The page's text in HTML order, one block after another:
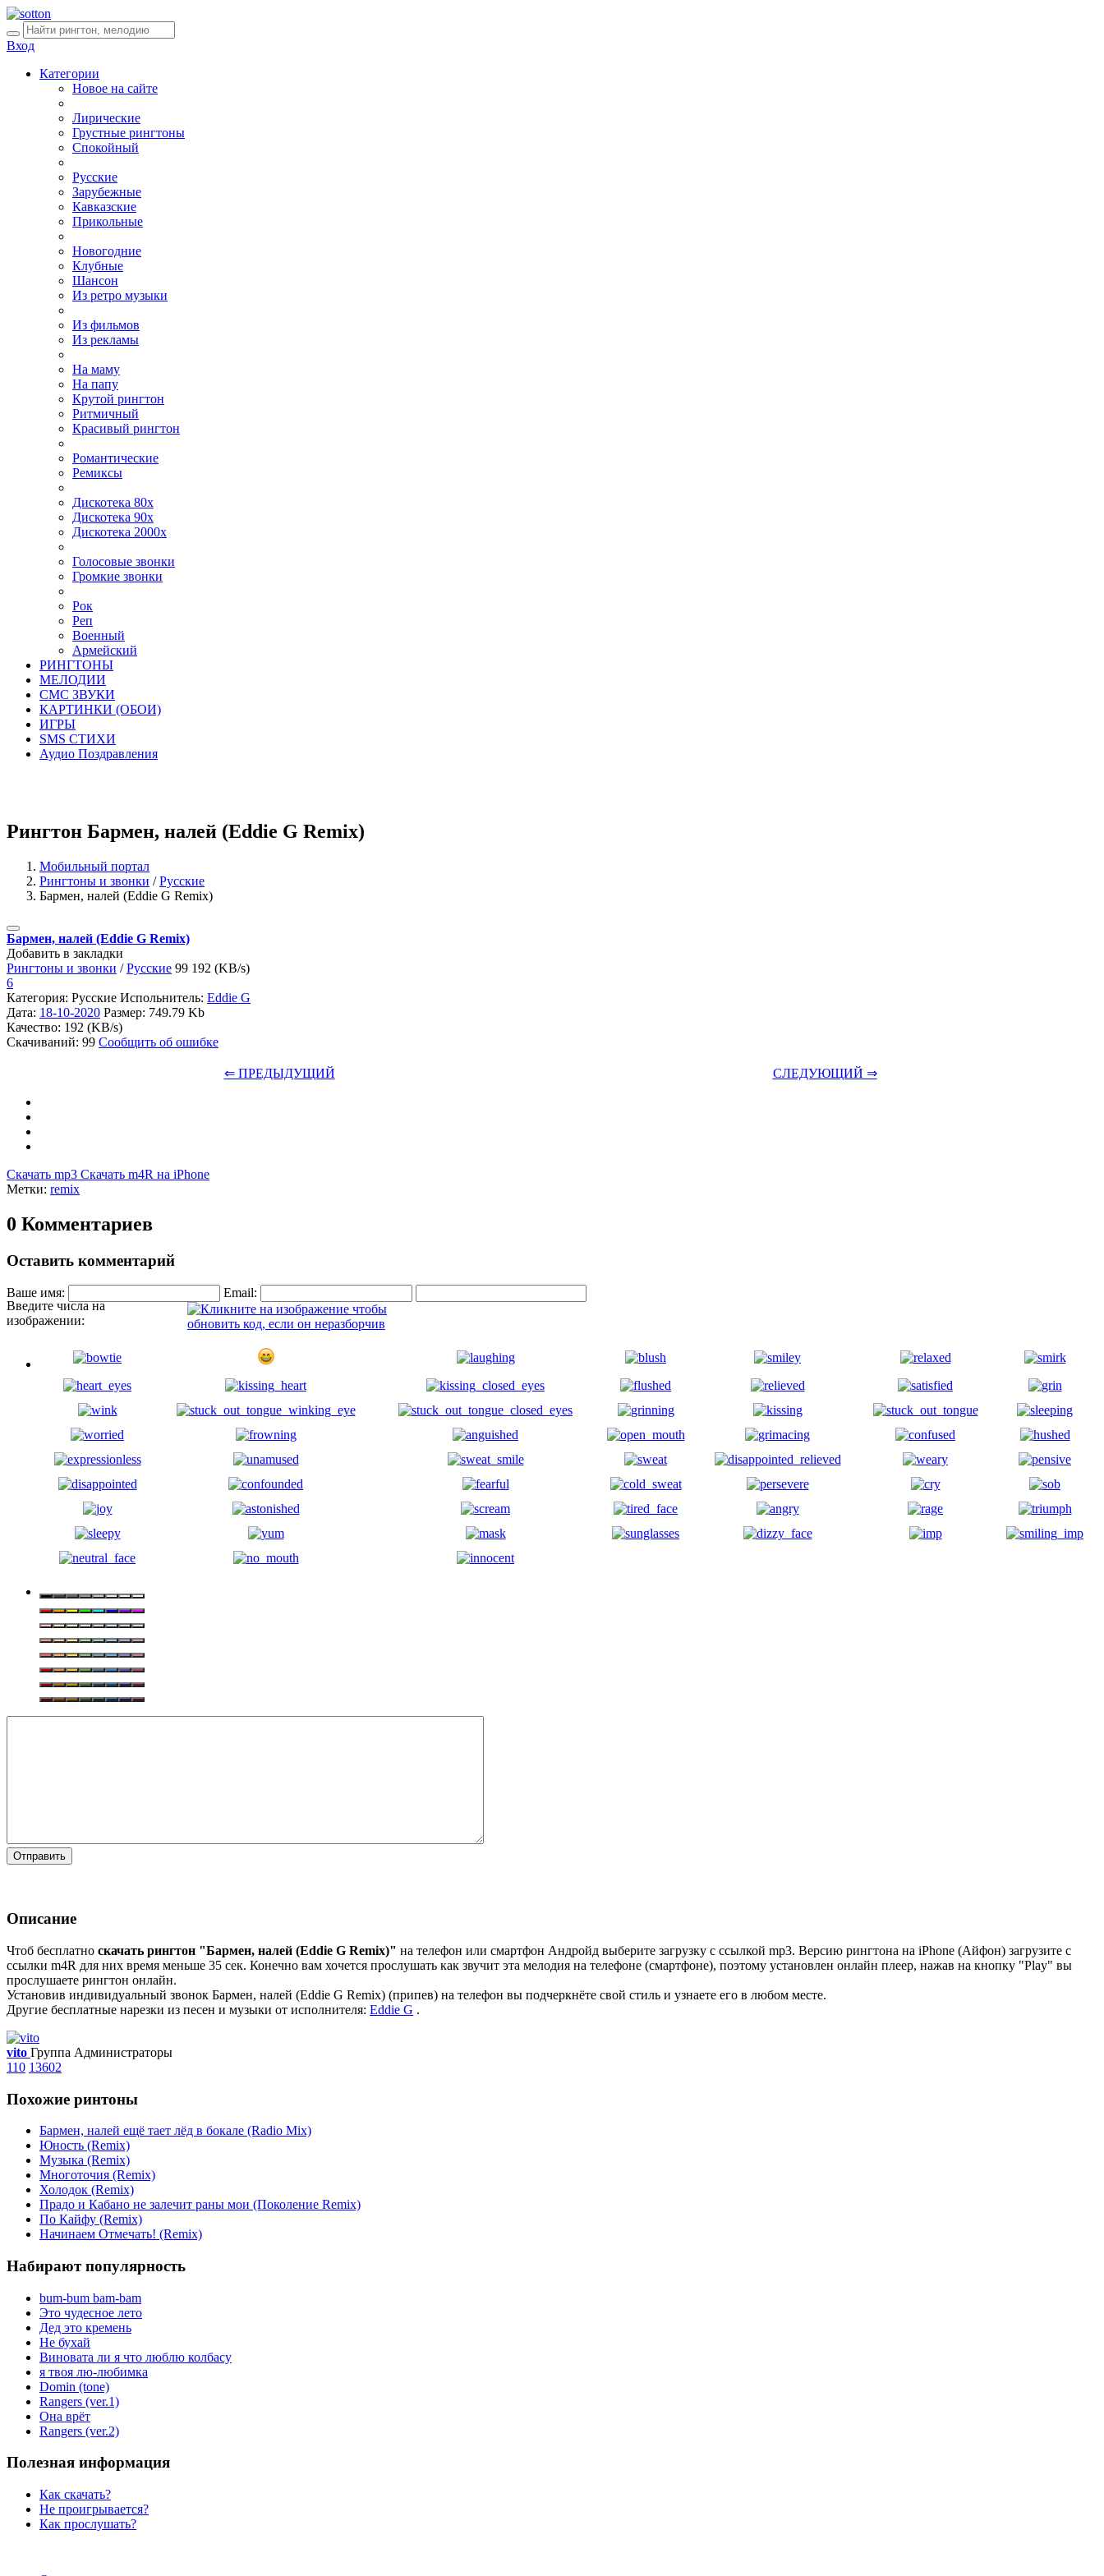
Вход
Категории
Новое на сайте
Лирические
Грустные рингтоны
Спокойный
Русские
Зарубежные
Кавказские
Прикольные
Новогодние
Клубные
Шансон
Из ретро музыки
Из фильмов
Из рекламы
На маму
На папу
Крутой рингтон
Ритмичный
Красивый рингтон
Романтические
Ремиксы
Дискотека 80х
Дискотека 90х
Дискотека 2000х
Голосовые звонки
Громкие звонки
Рок
Реп
Военный
Армейский
РИНГТОНЫ
МЕЛОДИИ
СМС ЗВУКИ
КАРТИНКИ (ОБОИ)
ИГРЫ
SMS СТИХИ
Аудио Поздравления
Рингтон Бармен, налей (Eddie G Remix)
Мобильный портал
Рингтоны и звонки /Русские
Бармен, налей (Eddie G Remix)
Бармен, налей (Eddie G Remix)
Добавить в закладки
Рингтоны и звонки /Русские 99 192 (KB/s)
6
Категория: Русские Испольнитель: Eddie G
Дата: 18-10-2020 Размер: 749.79 Kb
Качество: 192 (KB/s)
Скачиваний: 99 Сообщить об ошибке
⇐ ПРЕДЫДУЩИЙ СЛЕДУЮЩИЙ ⇒
Скачать mp3 Скачать m4R на iPhone
Метки: remix
0 Комментариев
Оставить комментарий
Ваше имя:
Email:
Введите числа на
изображении:
Отправить
Описание
Чтоб бесплатно скачать рингтон "Бармен, налей (Eddie G Remix)" на телефон или смартфон Андройд выберите загрузку с ссылкой mp3. Версию рингтона на iPhone (Айфон) загрузите с
ссылки m4R для них время меньше 35 сек. Конечно вам хочется прослушать как звучит эта мелодия на телефоне (смартфоне), поэтому установлен онлайн плеер, нажав на кнопку "Play" вы
прослушаете рингтон онлайн.
Установив индивидуальный звонок Бармен, налей (Eddie G Remix) (припев) на телефон вы подчеркнёте свой стиль и узнаете его в любом месте.
Другие бесплатные нарезки из песен и музыки от исполнителя: Eddie G .
vito Группа Администраторы
110 13602
Похожие ринтоны
Бармен, налей ещё тает лёд в бокале (Radio Mix)
Юность (Remix)
Музыка (Remix)
Многоточия (Remix)
Холодок (Remix)
Прадо и Кабано не залечит раны мои (Поколение Remix)
По Кайфу (Remix)
Начинаем Отмечать! (Remix)
Набирают популярность
bum-bum bam-bam
Это чудесное лето
Дед это кремень
Не бухай
Виновата ли я что люблю колбасу
я твоя лю-любимка
Domin (tone)
Rangers (ver.1)
Она врёт
Rangers (ver.2)
Полезная информация
Как скачать?
Не проигрывается?
Как прослушать?